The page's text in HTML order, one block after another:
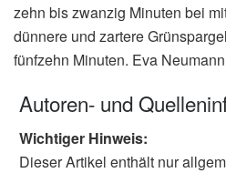
zehn bis zwanzig Minuten bei
dünnere und zartere
fünfzehn Minuten. Eva
Autoren- und
Wichtiger Hinweis:
Dieser Artikel enthält nur